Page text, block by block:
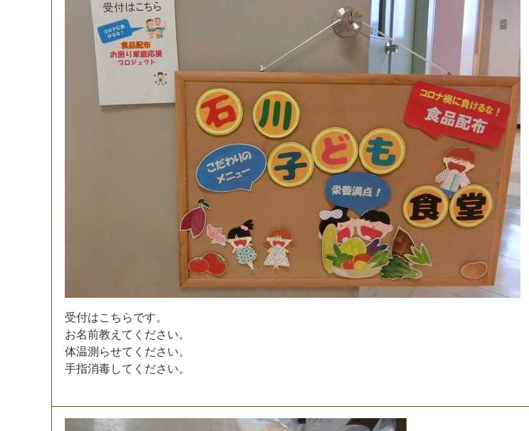
受付はこ ち らです。
お名前教 え て く ださ い。
体温測 らせて く ださ い。
手指消毒して く ださ い。